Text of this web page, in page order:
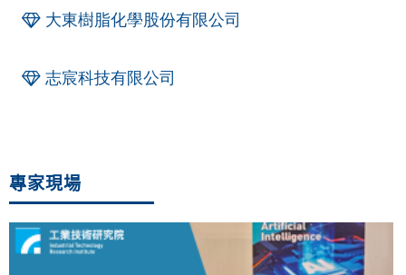
大東樹脂化學股份有限公司
志宸科技有限公司
專家現場